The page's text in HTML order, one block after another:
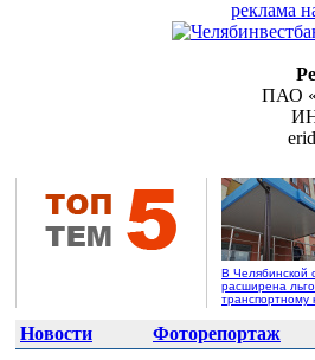
реклама
ПАО
В Челябинской
расширена
транспортному
Новости Фоторепортаж